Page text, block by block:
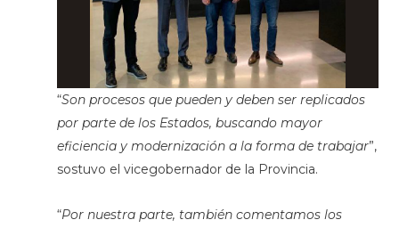
“Son procesos que pueden y deben ser replicados
por parte de los Estados, buscando mayor
eficiencia y modernización a la forma de trabajar”,
sostuvo el vicegobernador de la Provincia.
“Por nuestra parte, también comentamos los